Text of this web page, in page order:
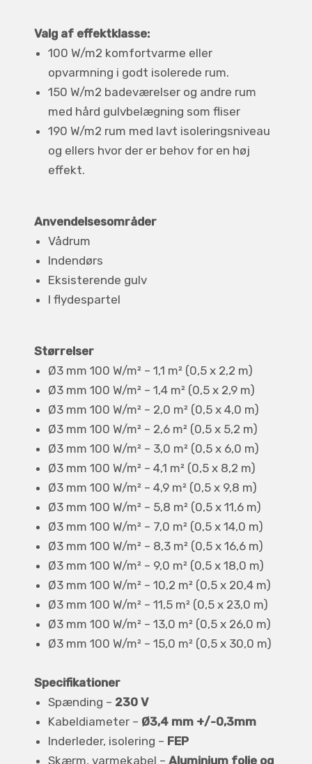
Valg af effektklasse:
100 W/m2 komfortvarme eller
opvarmning i godt isolerede rum.
150 W/m2 badeværelser og andre rum
med hård gulvbelægning som fliser
190 W/m2 rum med lavt isoleringsniveau
og ellers hvor der er behov for en høj
effekt.
Anvendelsesområder
Vådrum
Indendørs
Eksisterende gulv
I flydespartel
Størrelser
Ø3 mm 100 W/m² – 1,1 m² (0,5 x 2,2 m)
Ø3 mm 100 W/m² – 1,4 m² (0,5 x 2,9 m)
Ø3 mm 100 W/m² – 2,0 m² (0,5 x 4,0 m)
Ø3 mm 100 W/m² – 2,6 m² (0,5 x 5,2 m)
Ø3 mm 100 W/m² – 3,0 m² (0,5 x 6,0 m)
Ø3 mm 100 W/m² – 4,1 m² (0,5 x 8,2 m)
Ø3 mm 100 W/m² – 4,9 m² (0,5 x 9,8 m)
Ø3 mm 100 W/m² – 5,8 m² (0,5 x 11,6 m)
Ø3 mm 100 W/m² – 7,0 m² (0,5 x 14,0 m)
Ø3 mm 100 W/m² – 8,3 m² (0,5 x 16,6 m)
Ø3 mm 100 W/m² – 9,0 m² (0,5 x 18,0 m)
Ø3 mm 100 W/m² – 10,2 m² (0,5 x 20,4 m)
Ø3 mm 100 W/m² – 11,5 m² (0,5 x 23,0 m)
Ø3 mm 100 W/m² – 13,0 m² (0,5 x 26,0 m)
Ø3 mm 100 W/m² – 15,0 m² (0,5 x 30,0 m)
Specifikationer
Spænding – 230 V
Kabeldiameter – Ø3,4 mm +/-0,3mm
Inderleder, isolering – FEP
Skærm, varmekabel – Aluminium folie og